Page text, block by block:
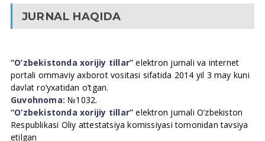
JURNAL HAQIDA
“O’zbekistonda xorijiy tillar” elektron jurnali va internet
portali ommaviy axborot vositasi sifatida 2014 yil 3 may kuni
davlat ro’yxatidan o’tgan.
Guvohnoma: №1032.
“O’zbekistonda xorijiy tillar” elektron jurnali O’zbekiston
Respublikasi Oliy attestatsiya komissiyasi tomonidan tavsiya
etilgan